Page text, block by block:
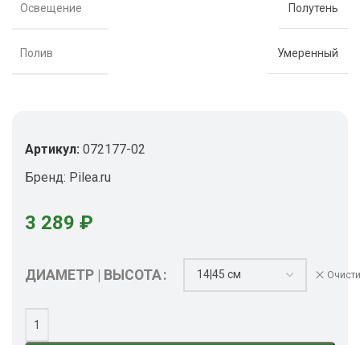
Освещение Полутень
Полив Умеренный
Артикул: 072177-02
Бренд: Pilea.ru
3 289 ₽
ДИАМЕТР | ВЫСОТА